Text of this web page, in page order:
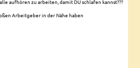
aufhören zu arbeiten, damit DU schlafen kannst???
Arbeitgeber in der Nähe haben